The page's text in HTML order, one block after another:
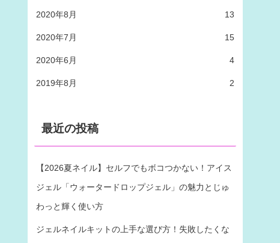
2020年8月 13
2020年7月 15
2020年6月 4
2019年8月 2
最近の投稿
【2026夏ネイル】セルフでもボコつかない！アイス
ジェル「ウォータードロップジェル」の魅力とじゅ
わっと輝く使い方
ジェルネイルキットの上手な選び方！失敗したくな